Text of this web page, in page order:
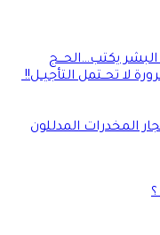
يكتب…الحـــج
لا تحــتمل التأجيــل!!
المخدرات المدللون